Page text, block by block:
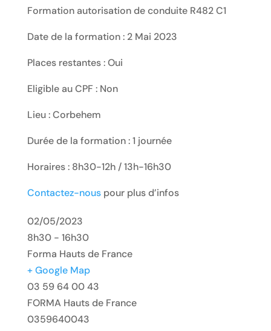
Formation autorisation de conduite R482 C1
Date de la formation : 2 Mai 2023
Places restantes : Oui
Eligible au CPF : Non
Lieu : Corbehem
Durée de la formation : 1 journée
Horaires : 8h30-12h / 13h-16h30
Contactez-nouspour plus d’infos
02/05/2023
8h30 - 16h30
Forma Hauts de France
+ Google Map
03 59 64 00 43
FORMA Hauts de France
0359640043